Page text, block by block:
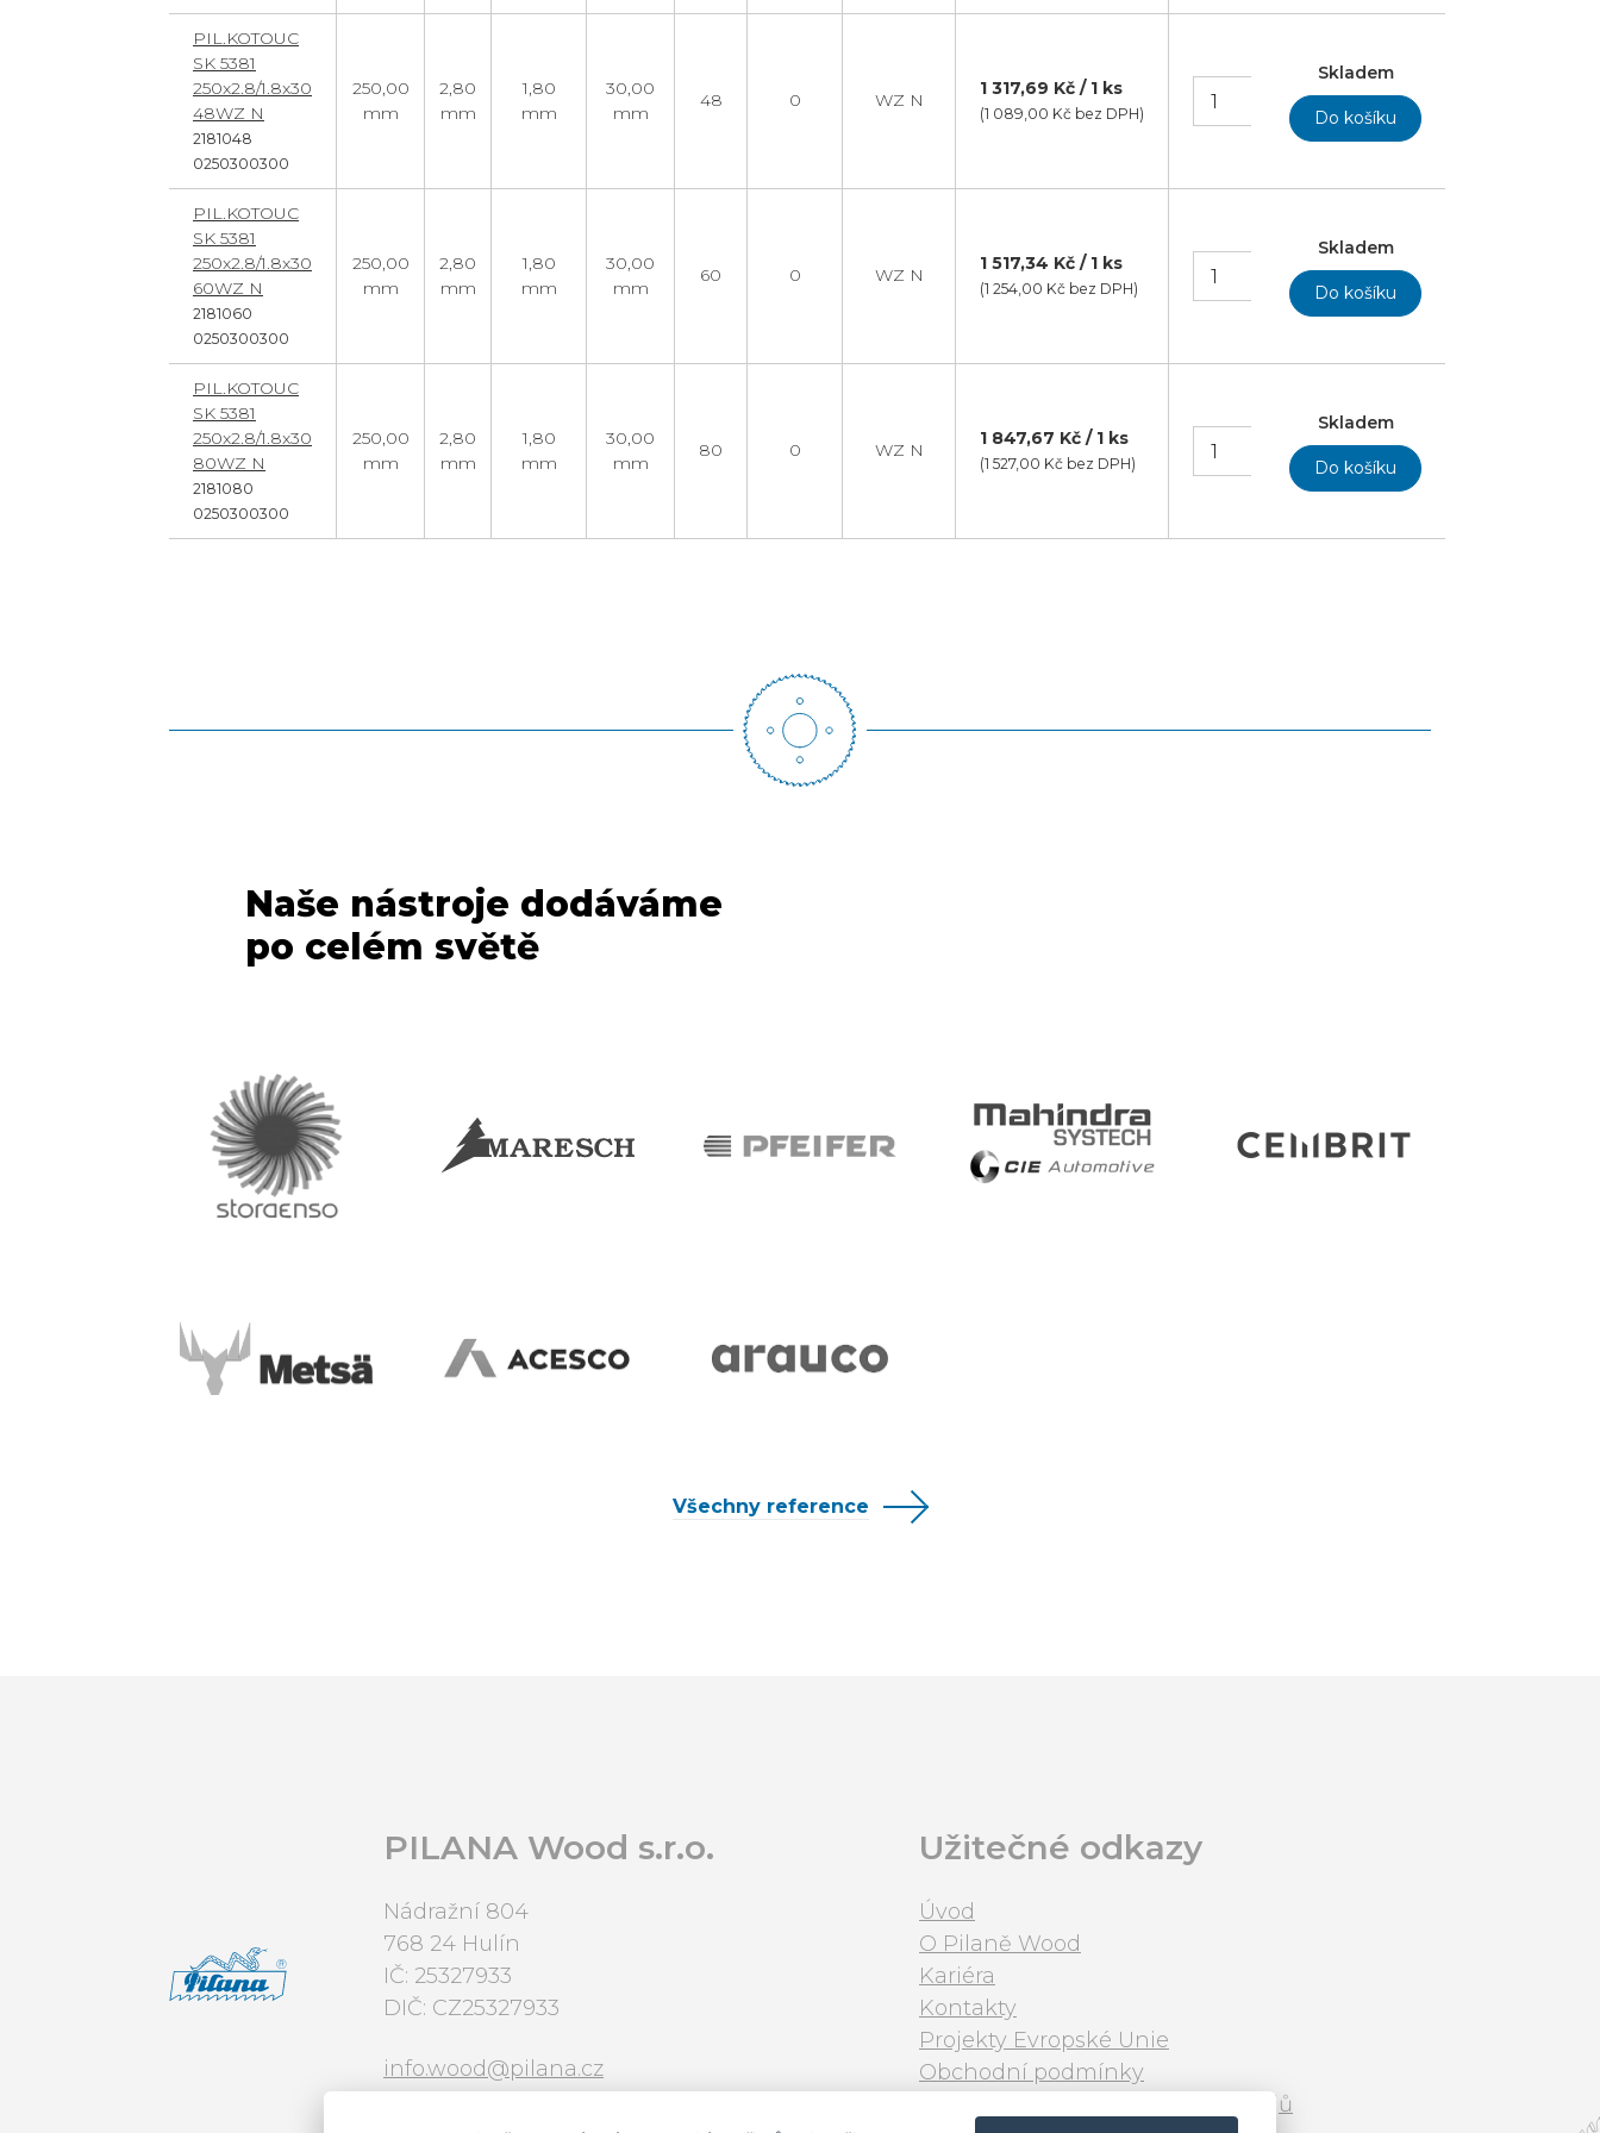
PIL.KOTOUC
SK 5381
250x2.8/1.8x30
48WZ N
2181048
0250300300
250,00
mm
2,80
mm
1,80
mm
30,00
mm
48 0 WZ N
1 317,69 Kč / 1 ks
(1 089,00 Kč bez DPH)
Skladem
PIL.KOTOUC
SK 5381
250x2.8/1.8x30
60WZ N
2181060
0250300300
250,00
mm
2,80
mm
1,80
mm
30,00
mm
60 0 WZ N
1 517,34 Kč / 1 ks
(1 254,00 Kč bez DPH)
Skladem
PIL.KOTOUC
SK 5381
250x2.8/1.8x30
80WZ N
2181080
0250300300
250,00
mm
2,80
mm
1,80
mm
30,00
mm
80 0 WZ N
1 847,67 Kč / 1 ks
(1 527,00 Kč bez DPH)
Skladem
Naše nástroje dodáváme
po celém světě
Všechny reference
PILANA Wood s.r.o.
Nádražní 804
768 24 Hulín
IČ: 25327933
DIČ: CZ25327933
info.wood@pilana.cz
Užitečné odkazy
Úvod
O Pilaně Wood
Kariéra
Kontakty
Projekty Evropské Unie
Obchodní podmínky
Zásady zpracování osobních údajů